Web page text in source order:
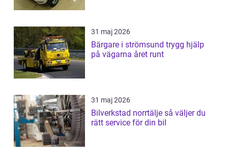
31 maj 2026
Bärgare i strömsund trygg hjälp
på vägarna året runt
31 maj 2026
Bilverkstad norrtälje så väljer du
rätt service för din bil